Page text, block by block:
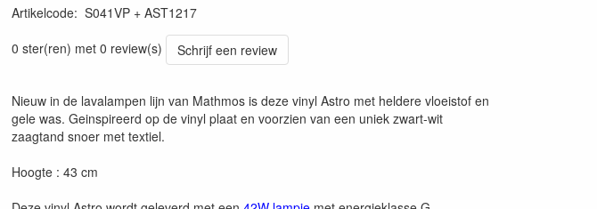
Artikelcode: S041VP + AST1217
0 ster(ren) met 0 review(s)
Schrijf een review
Nieuw in de lavalampen lijn van Mathmos is deze vinyl Astro met heldere vloeistof en
gele was. Geinspireerd op de vinyl plaat en voorzien van een uniek zwart-wit
zaagtand snoer met textiel.
Hoogte : 43 cm